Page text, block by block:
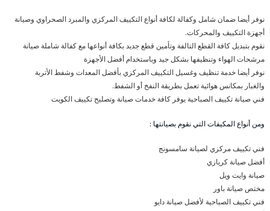
نوفر أيضا ضمان شامل وكفالة لكافة أنواع التكييف المركزي والمبرد الصحراوي وصيانة
أجهزة التكييف والمحركات.
نقوم بتبديل كافة القطع التالفة وتأمين قطع جديد بكافة أنواعها مع كفالة شاملة صيانة
مرشحات الهواء وتنظيفها بشكل جيد وباستخدام أفضل الأجهزة
نوفر أيضا خدمة تنظيف وغسيل التكييف المركزي بأفضل المعدات وشفط الأتربة
والغبار بمكانس هوائية تعمل بطريقة النفخ أو الشفط.
فني صيانة تكييف الصباحية يوفر كافة خدمات صيانة وتصليح تكييف الكويت
ومن أنواع المكيفات التي نقوم بصيانتها :
فني تكييف مركزي لصيانة سامسونج
أفضل صيانة كريازي
صيانة وايت ويل
مختص صيانة باور
فني تكييف الصباحية لأفضل صيانة دايو